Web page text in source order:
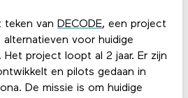
teken van DECODE, een project
voor huidige
project loopt al 2 jaar. Er zijn
en pilots gedaan in
De missie is om huidige